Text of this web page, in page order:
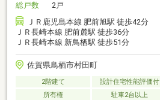
総戸数
2戸
ＪＲ鹿児島本線 肥前旭駅 徒歩42分
ＪＲ長崎本線 肥前麓駅 徒歩36分
ＪＲ長崎本線 新鳥栖駅 徒歩51分
佐賀県鳥栖市村田町
2階建て 設計住宅性能評価付
所有権
駐車2台以上